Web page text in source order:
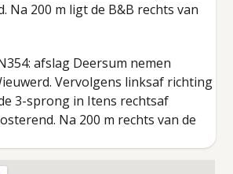
Na 200 m ligt de B&B rechts van
afslag Deersum nemen
Vervolgens linksaf richting
3-sprong in Itens rechtsaf
Na 200 m rechts van de